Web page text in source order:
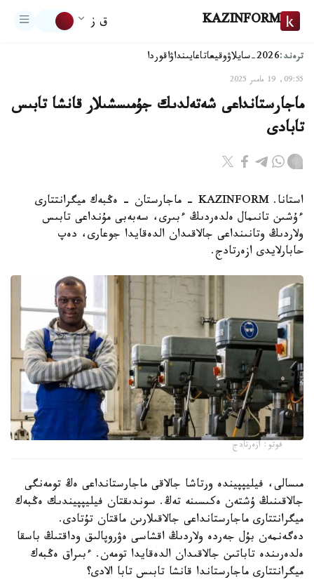
KAZINFORM ق ز
ترەند:2026-سايلاۋ وقيعاتاعايىنداۋاقوردا
09:55, 19 مامىر 2025
ماجارستانداعى شەتەلدىك جۇمىسشىلار قانشا تابىس
تابادى
استانا. KAZINFORM - ماجارستان - ەڭبەك ميگرانتتارى
ءۇشىن تانىمال ەلدەردىڭ ءبىرى، سەبەبى مۇنداعى تابىس
ولاردىڭ وتانىنداعى جالاقىدان الدەقايدا جوعارى، دەپ
حابارلايدى ازەرتادج.
فوتو: ازەرتادج
مىسالى، فيليپپيندە ورتاشا جالاقى ماجارستانداعى ەڭ تومەنگى
جالاقىنىڭ ۇشتەن ەكىسىنە تەڭ. سوندىقتان فيليپپيندىك ەڭبەك
ميگرانتتارى ماجارستانداعى جالاقىلارىن ماقتان تۇتادى.
دەگەنمەن بۇل جەردە ولاردىڭ اقشاسى ەۋروپالىق وداقتىڭ باسقا
ەلدەرىندە تاباتىن جالاقىدان الدەقايدا تومەن. ءبىراق ەڭبەك
ميگرانتتارى ماجارستاندا قانشا تابىس تابا الادى؟